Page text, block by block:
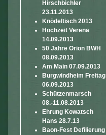
Hirschbichler
23.11.2013
Knödeltisch 2013
Hochzeit Verena
14.09.2013
50 Jahre Orion BWH
08.09.2013
Am Main 07.09.2013
Burgwindheim Freitag
06.09.2013
Schützenmarsch
08.-11.08.2013
Ehrung Kowatsch
Hans 28.7.13
Baon-Fest Defilierung